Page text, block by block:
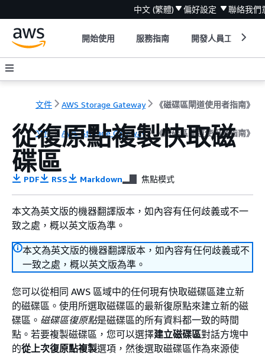
中文 (繁體) 偏好設定 聯絡我們
開始使用 服務指南 開發人員工具
文件 AWS Storage Gateway 《磁碟區閘道使用者指南》
文件 AWS Storage Gateway 《磁碟區閘道使用者指南》
從復原點複製快取磁
碟區
PDF RSS Markdown 焦點模式
本文為英文版的機器翻譯版本，如內容有任何歧義或不一
致之處，概以英文版為準。
本文為英文版的機器翻譯版本，如內容有任何歧義或不
一致之處，概以英文版為準。
您可以從相同 AWS 區域中的任何現有快取磁碟區建立新
的磁碟區。使用所選取磁碟區的最新復原點來建立新的磁
碟區。 磁碟區復原點是磁碟區的所有資料都一致的時間
點。若要複製磁碟區，您可以選擇建立磁碟區對話方塊中
的從上次復原點複製選項，然後選取磁碟區作為來源使